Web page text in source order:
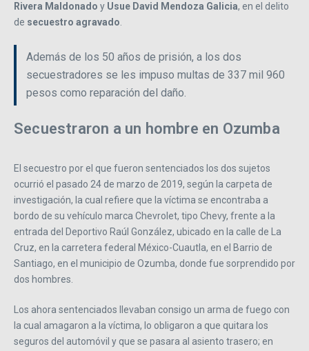
Rivera Maldonado y Usue David Mendoza Galicia, en el delito
de secuestro agravado.
Además de los 50 años de prisión, a los dos
secuestradores se les impuso multas de 337 mil 960
pesos como reparación del daño.
Secuestraron a un hombre en Ozumba
El secuestro por el que fueron sentenciados los dos sujetos
ocurrió el pasado 24 de marzo de 2019, según la carpeta de
investigación, la cual refiere que la víctima se encontraba a
bordo de su vehículo marca Chevrolet, tipo Chevy, frente a la
entrada del Deportivo Raúl González, ubicado en la calle de La
Cruz, en la carretera federal México-Cuautla, en el Barrio de
Santiago, en el municipio de Ozumba, donde fue sorprendido por
dos hombres.
Los ahora sentenciados llevaban consigo un arma de fuego con
la cual amagaron a la víctima, lo obligaron a que quitara los
seguros del automóvil y que se pasara al asiento trasero; en